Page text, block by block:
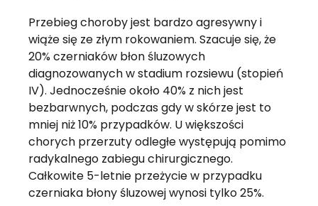
Przebieg choroby jest bardzo agresywny i
wiąże się ze złym rokowaniem. Szacuje się, że
20% czerniaków błon śluzowych
diagnozowanych w stadium rozsiewu (stopień
IV). Jednocześnie około 40% z nich jest
bezbarwnych, podczas gdy w skórze jest to
mniej niż 10% przypadków. U większości
chorych przerzuty odległe występują pomimo
radykalnego zabiegu chirurgicznego.
Całkowite 5-letnie przeżycie w przypadku
czerniaka błony śluzowej wynosi tylko 25%.